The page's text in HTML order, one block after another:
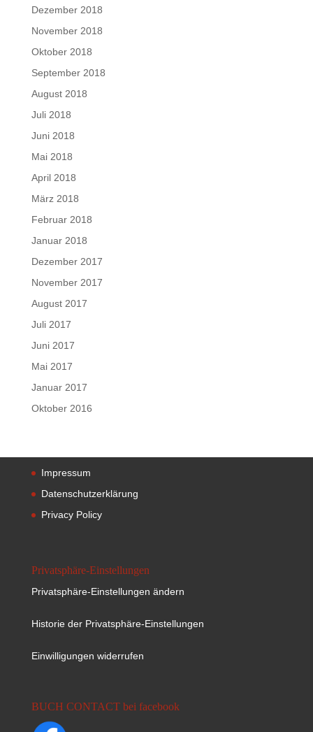
Dezember 2018
November 2018
Oktober 2018
September 2018
August 2018
Juli 2018
Juni 2018
Mai 2018
April 2018
März 2018
Februar 2018
Januar 2018
Dezember 2017
November 2017
August 2017
Juli 2017
Juni 2017
Mai 2017
Januar 2017
Oktober 2016
Impressum
Datenschutzerklärung
Privacy Policy
Privatsphäre-Einstellungen
Privatsphäre-Einstellungen ändern
Historie der Privatsphäre-Einstellungen
Einwilligungen widerrufen
BUCH CONTACT bei facebook